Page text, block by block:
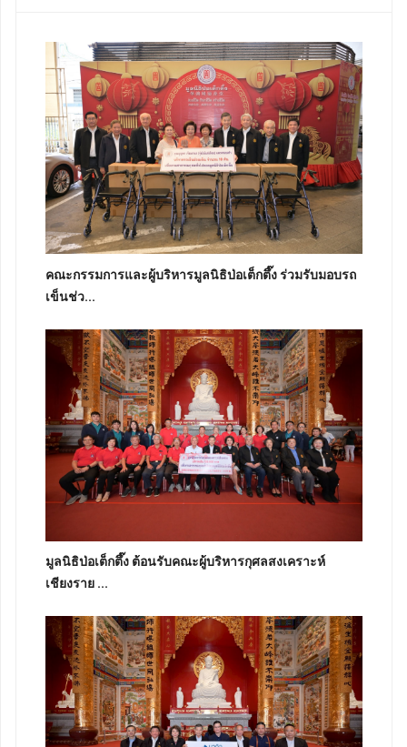
คณะกรรมการและผู้บริหารมูลนิธิป่อเต็กตึ๊ง ร่วมรับมอบรถ
เข็นช่ว...
มูลนิธิป่อเต็กตึ๊ง ต้อนรับคณะผู้บริหารกุศลสงเคราะห์
เชียงราย ...